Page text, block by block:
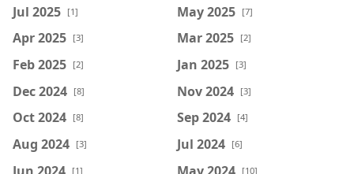
Jul 2025 [1] May 2025 [7]
Apr 2025 [3] Mar 2025 [2]
Feb 2025 [2] Jan 2025 [3]
Dec 2024 [8] Nov 2024 [3]
Oct 2024 [8] Sep 2024 [4]
Aug 2024 [3] Jul 2024 [6]
Jun 2024 [1] May 2024 [10]